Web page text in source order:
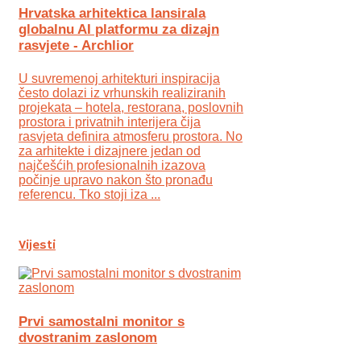
Hrvatska arhitektica lansirala
globalnu AI platformu za dizajn
rasvjete - Archlior
U suvremenoj arhitekturi inspiracija
često dolazi iz vrhunskih realiziranih
projekata – hotela, restorana, poslovnih
prostora i privatnih interijera čija
rasvjeta definira atmosferu prostora. No
za arhitekte i dizajnere jedan od
najčešćih profesionalnih izazova
počinje upravo nakon što pronađu
referencu. Tko stoji iza ...
Vijesti
Prvi samostalni monitor s
dvostranim zaslonom